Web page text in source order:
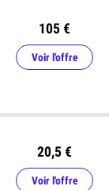
105 €
Voir l'offre
20,5 €
Voir l'offre